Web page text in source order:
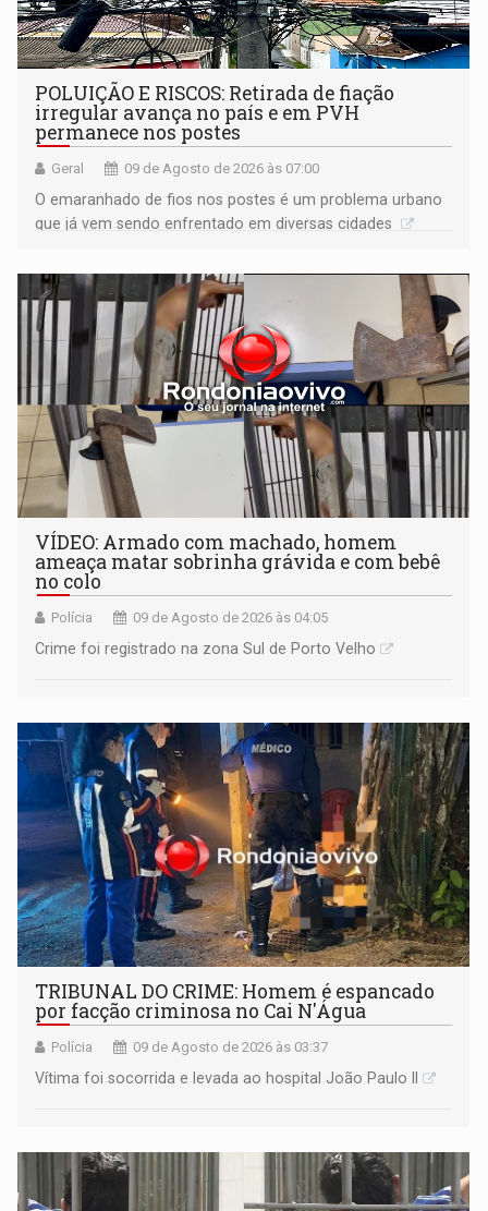
POLUIÇÃO E RISCOS: Retirada de fiação
irregular avança no país e em PVH
permanece nos postes
Geral 09 de Agosto de 2026 às 07:00
O emaranhado de fios nos postes é um problema urbano
que já vem sendo enfrentado em diversas cidades
VÍDEO: Armado com machado, homem
ameaça matar sobrinha grávida e com bebê
no colo
Polícia 09 de Agosto de 2026 às 04:05
Crime foi registrado na zona Sul de Porto Velho
TRIBUNAL DO CRIME: Homem é espancado
por facção criminosa no Cai N'Água
Polícia 09 de Agosto de 2026 às 03:37
Vítima foi socorrida e levada ao hospital João Paulo II